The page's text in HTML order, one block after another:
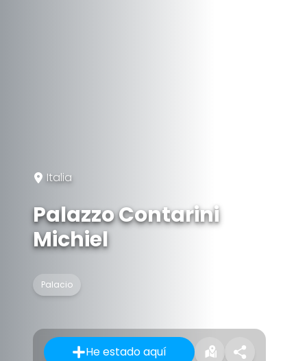
Italia
Palazzo Contarini
Michiel
Palacio
He estado aquí